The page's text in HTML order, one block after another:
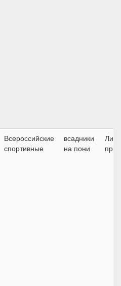
Всероссийские
спортивные
всадники
на пони